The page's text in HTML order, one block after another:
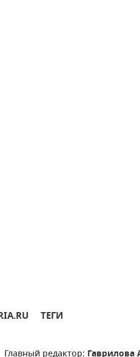
ТЕГИ